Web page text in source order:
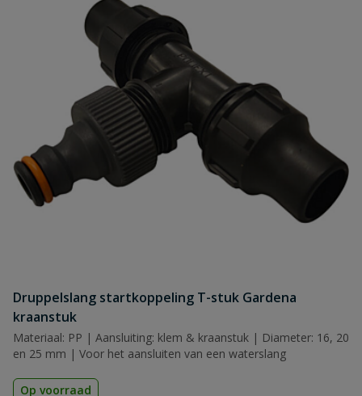
Druppelslang startkoppeling T-stuk Gardena
kraanstuk
Materiaal: PP | Aansluiting: klem & kraanstuk | Diameter: 16, 20
en 25 mm | Voor het aansluiten van een waterslang
Op voorraad